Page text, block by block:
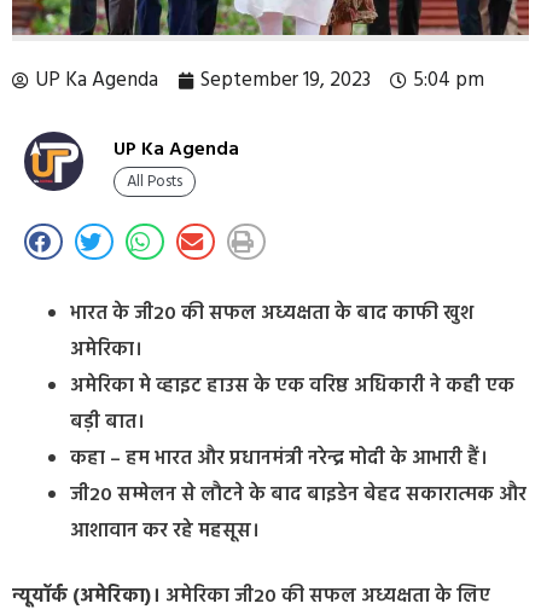
UP Ka Agenda September 19, 2023 5:04 pm
UP Ka Agenda
All Posts
भारत के जी20 की सफल अध्यक्षता के बाद काफी खुश
अमेरिका।
अमेरिका मे व्हाइट हाउस के एक वरिष्ठ अधिकारी ने कही एक
बड़ी बात।
कहा – हम भारत और प्रधानमंत्री नरेन्द्र मोदी के आभारी हैं।
जी20 सम्मेलन से लौटने के बाद बाइडेन बेहद सकारात्मक और
आशावान कर रहे महसूस।
न्यूयॉर्क (अमेरिका)। अमेरिका जी20 की सफल अध्यक्षता के लिए